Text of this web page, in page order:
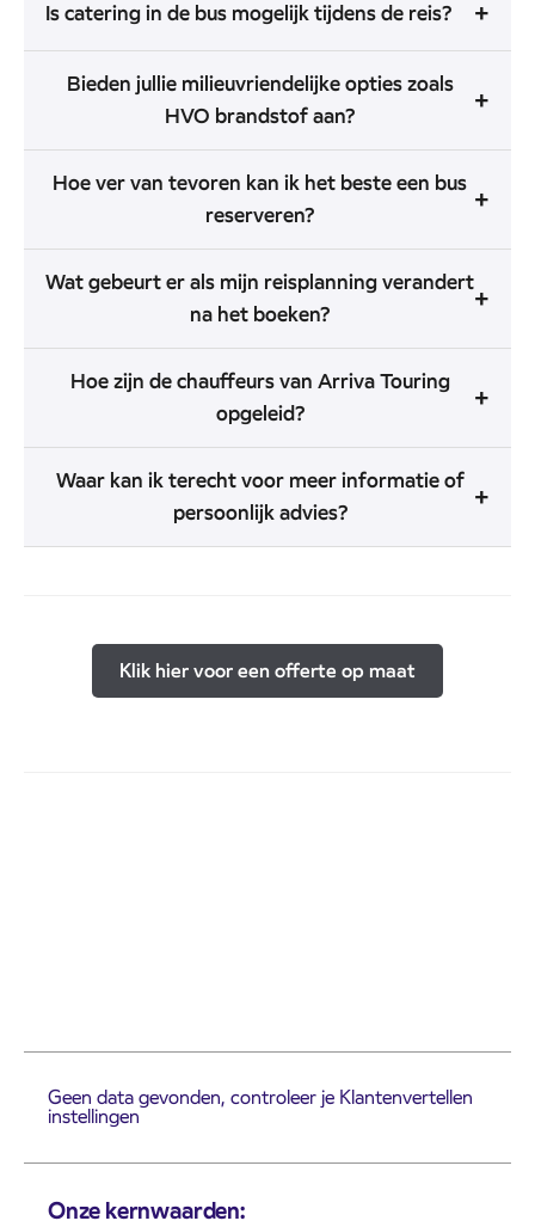
Is catering in de bus mogelijk tijdens de reis? +
Bieden jullie milieuvriendelijke opties zoals
HVO brandstof aan?
+
Hoe ver van tevoren kan ik het beste een bus
reserveren?
+
Wat gebeurt er als mijn reisplanning verandert
na het boeken?
+
Hoe zijn de chauffeurs van Arriva Touring
opgeleid?
+
Waar kan ik terecht voor meer informatie of
persoonlijk advies?
+
Klik hier voor een offerte op maat
Geen data gevonden, controleer je Klantenvertellen
instellingen
Onze kernwaarden: